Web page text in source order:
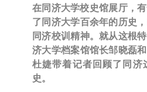
在同济大学校史馆展厅，
了同济大学百余年的历史
同济校训精神。就从这根
济大学档案馆馆长邹晓磊
杜婕带着记者回顾了同济
史。